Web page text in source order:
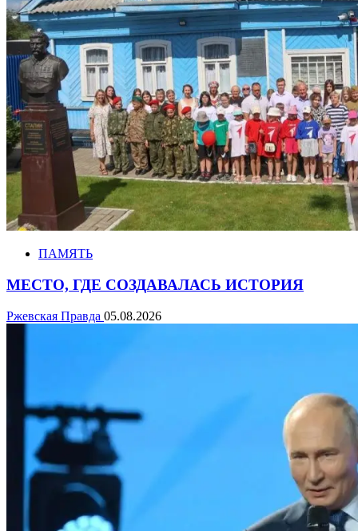
ПАМЯТЬ
МЕСТО, ГДЕ СОЗДАВАЛАСЬ ИСТОРИЯ
Ржевская Правда 05.08.2026